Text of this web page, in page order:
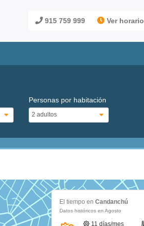
915 759 999 Ver horario
Personas por habitación
El tiempo en Candanchú
Datos históricos en Agosto
11 días/mes